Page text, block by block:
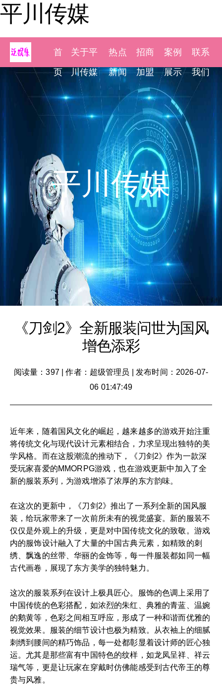
平川传媒
首
页
关于平
川传媒
热点
新闻
招商
加盟
案例
展示
联系
我们
平川传媒
《刀剑2》全新服装问世为国风
增色添彩
阅读量：397|作者：超级管理员
发布时间：2026-07-
06 01:47:49
近年来，随着国风文化的崛起，越来越多的游戏开始注重
将传统文化与现代设计元素相结合，力求呈现出独特的美
学风格。而在这股潮流的推动下，《刀剑2》作为一款深
受玩家喜爱的MMORPG游戏，也在游戏更新中加入了全
新的服装系列，为游戏增添了浓厚的东方韵味。
在这次的更新中，《刀剑2》推出了一系列全新的国风服
装，给玩家带来了一次前所未有的视觉盛宴。新的服装不
仅仅是外观上的升级，更是对中国传统文化的致敬。游戏
内的服饰设计融入了大量的中国古典元素，如精致的刺
绣、飘逸的丝带、华丽的金饰等，每一件服装都如同一幅
古代画卷，展现了东方美学的独特魅力。
这次的服装系列在设计上极具匠心。服饰的色调上采用了
中国传统的色彩搭配，如浓烈的朱红、典雅的青蓝、温婉
的鹅黄等，色彩之间相互呼应，形成了一种和谐而优雅的
视觉效果。服装的细节设计也极为精致。从衣袖上的细腻
刺绣到腰间的精巧饰品，每一处都彰显着设计师的匠心独
运。尤其是那些富有中国特色的纹样，如龙凤呈祥、祥云
瑞气等，更是让玩家在穿戴时仿佛能感受到古代帝王的尊
贵与风雅。